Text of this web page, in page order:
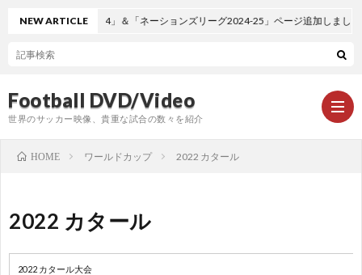
Football DVD/Video
世界のサッカー映像、貴重な試合の数々を紹介
NEW ARTICLE
「EURO2024」＆「ネーションズリーグ2024-25」ページ追加しました。
HOME ワールドカップ 2022 カタール
2022 カタール
2022 カタール大会